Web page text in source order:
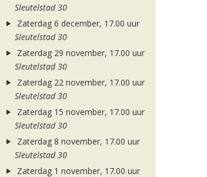
Sleutelstad 30
Zaterdag 6 december, 17.00 uur
Sleutelstad 30
Zaterdag 29 november, 17.00 uur
Sleutelstad 30
Zaterdag 22 november, 17.00 uur
Sleutelstad 30
Zaterdag 15 november, 17.00 uur
Sleutelstad 30
Zaterdag 8 november, 17.00 uur
Sleutelstad 30
Zaterdag 1 november, 17.00 uur